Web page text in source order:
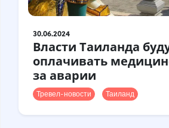
30.06.2024
Власти Таиланда
оплачивать
за аварии
Тревел-новости Таиланд